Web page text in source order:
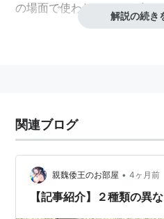
の場面で使われることが多い
解説の続き
関連ブログ
親魏倭王のお部屋 • 4ヶ月前
【記事紹介】２種類の異